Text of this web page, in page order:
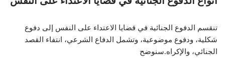
تنقسم الدفوع الجنائية في قضايا الاعتداء على النفس إلى دفوع
شكلية، ودفوع موضوعية، وتشمل الدفاع الشرعي، انتفاء القصد
الجنائي، والإكراه.سنوضح